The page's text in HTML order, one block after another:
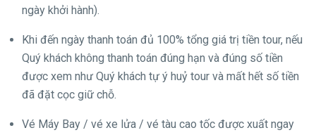
ngày khởi hành).
Khi đến ngày thanh toán đủ 100% tổng giá trị tiền tour, nếu
Quý khách không thanh toán đúng hạn và đúng số tiền
được xem như Quý khách tự ý huỷ tour và mất hết số tiền
đã đặt cọc giữ chỗ.
Vé Máy Bay / vé xe lửa / vé tàu cao tốc được xuất ngay